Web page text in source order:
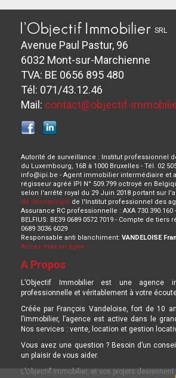
SRL
Avenue Paul Pastur, 96
6032 Mont-sur-Marchienne
TVA: BE 0656 895 480
Tél: 071/43.12.46
Mail: contact@objectif-
Autorité de surveillance : Institut professionnel
du Luxembourg, 16B à 1000 Bruxelles - Tél. 02
info@ipi.be - Agent immobilier intermédiaire et
régisseur agréé IPI N° 509.799 octroyé en
selon l'arrêté royal du 29 Juin 2018 portant sur
de déontologie de l'Institut professionnel des
Assurance RC professionnelle : AXA
BELFIUS: BE39 0689 0572 7019 - Compte de tiers
0689 3036 6029
Responsable anti blanchiment: VANDELOISE
Acces mail en ligne
A Propos
L’Objectif Immobilier est une agence
professionnelle et véritablement à votre
Créée par François Vandeloise, fort de 10
l’immobilier, l’agence est active dans le
Nos services : vente, location et gestion
Vous avez une question ? Besoin d’un
un plaisir de vous aider.
L’Objectif Immobilier, et vos projets